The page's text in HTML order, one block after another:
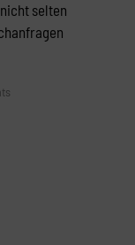
selten